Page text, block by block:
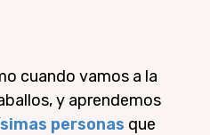
cuando vamos a la
y aprendemos
personas que